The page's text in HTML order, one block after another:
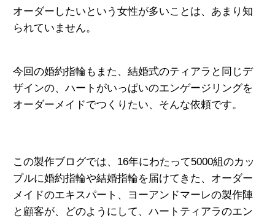
オーダーしたいという女性が多いことは、あまり知
られていません。
今回の婚約指輪もまた、結婚式のティアラと同じデ
ザインの、ハートがいっぱいのエンゲージリングを
オーダーメイドでつくりたい、そんな依頼です。
この製作ブログでは、16年にわたって5000組のカッ
プルに婚約指輪や結婚指輪を届けてきた、オーダー
メイドのエキスパート、
ヨーアンドマーレの製作陣
と顧客が、
どのようにして、ハートティアラのエン